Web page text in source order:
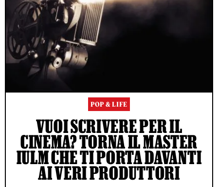
POP & LIFE
VUOI SCRIVERE PER IL
CINEMA? TORNA IL MASTER
IULM CHE TI PORTA DAVANTI
AI VERI PRODUTTORI